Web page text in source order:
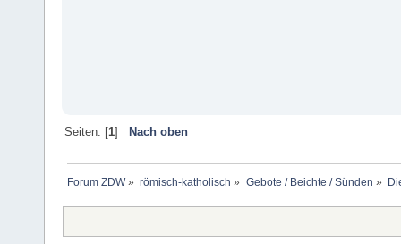
Seiten: [1] Nach oben
Forum ZDW» römisch-katholisch » Gebote / Beichte / Sünden »